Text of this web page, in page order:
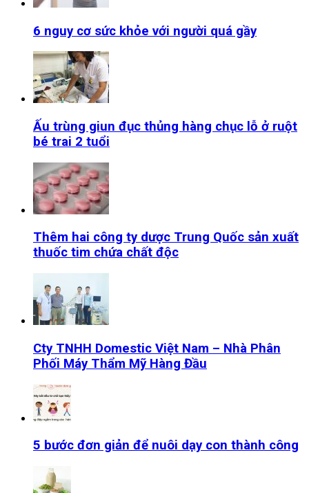
6 nguy cơ sức khỏe với người quá gầy
Ấu trùng giun đục thủng hàng chục lỗ ở ruột
bé trai 2 tuổi
Thêm hai công ty dược Trung Quốc sản xuất
thuốc tim chứa chất độc
Cty TNHH Domestic Việt Nam – Nhà Phân
Phối Máy Thẩm Mỹ Hàng Đầu
5 bước đơn giản để nuôi dạy con thành công